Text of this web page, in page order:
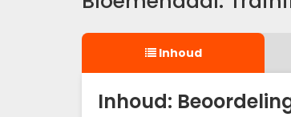
Inhoud
Inhoud: